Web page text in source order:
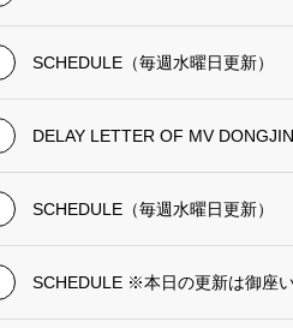
SCHEDULE（毎週水曜日更新）
DELAY LETTER OF MV
SCHEDULE（毎週水曜日更新）
SCHEDULE ※本日の更新は御座い